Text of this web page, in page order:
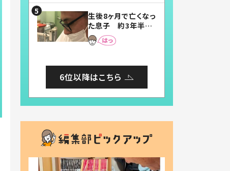
まらない」「幸せにな
れる」
生後8ヶ月で亡くなっ
た息子 約3年半
後、当時の妻の日記
に書いてあった本音
6位以降はこちら